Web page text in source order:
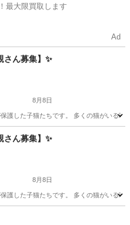
最大限買取します
Ad
さん募集】✨
8月8日
護した子猫たちです。 多くの猫がいる
健康状態
さん募集】✨
8月8日
護した子猫たちです。 多くの猫がいる